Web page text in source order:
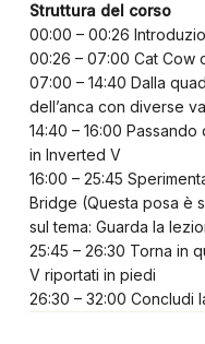
Struttura del corso
00:00 – 00:26
00:26 – 07:00 Cat Cow
07:00 – 14:40 Dalla
dell’anca con diverse
14:40 – 16:00
in Inverted V
16:00 – 25:45
Bridge (Questa posa è
sul tema: Guarda la
25:45 – 26:30 Torna in
V riportati in piedi
26:30 – 32:00 Concludi